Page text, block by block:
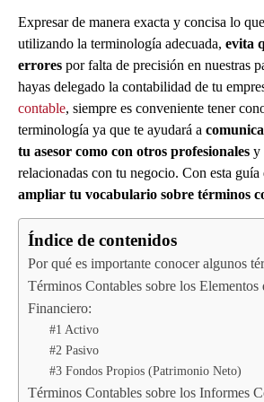
Expresar de manera exacta y concisa lo
utilizando la terminología adecuada, evita
errores por falta de precisión en nuestras
hayas delegado la contabilidad de tu
contable, siempre es conveniente tener
terminología ya que te ayudará a
tu asesor como con otros profesionales y
relacionadas con tu negocio. Con esta guía
ampliar tu vocabulario sobre términos
Índice de contenidos
Por qué es importante conocer algunos
Términos Contables sobre los Elementos
Financiero:
#1 Activo
#2 Pasivo
#3 Fondos Propios (Patrimonio Neto)
Términos Contables sobre los Informes